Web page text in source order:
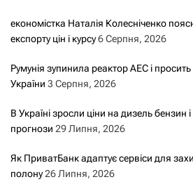
економістка Наталія Колесніченко
експорту цін і курсу6 Серпня, 2026
Румунія зупинила реактор АЕС і
України 3 Серпня, 2026
В Україні зросли ціни на дизель бензин
прогнози 29 Липня, 2026
Як ПриватБанк адаптує сервіси для
полону26 Липня, 2026